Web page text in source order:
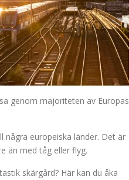
genom majoriteten av Europas
några europeiska länder. Det är
än med tåg eller flyg.
skärgård? Här kan du åka